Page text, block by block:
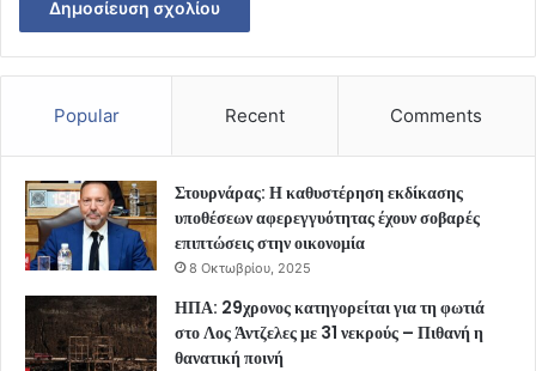
Popular Recent Comments
Στουρνάρας: Η καθυστέρηση εκδίκασης
υποθέσεων αφερεγγυότητας έχουν σοβαρές
επιπτώσεις στην οικονομία
8 Οκτωβρίου, 2025
ΗΠΑ: 29χρονος κατηγορείται για τη φωτιά
στο Λος Άντζελες με 31 νεκρούς – Πιθανή η
θανατική ποινή